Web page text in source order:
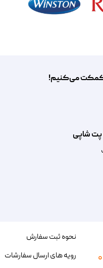
شاپی
کمکت می‌کنیم!
نحوه ثبت سفارش
رویه های ارسال سفارشات